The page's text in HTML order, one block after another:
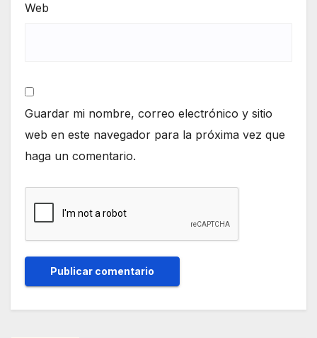
Web
Guardar mi nombre, correo electrónico y sitio
web en este navegador para la próxima vez que
haga un comentario.